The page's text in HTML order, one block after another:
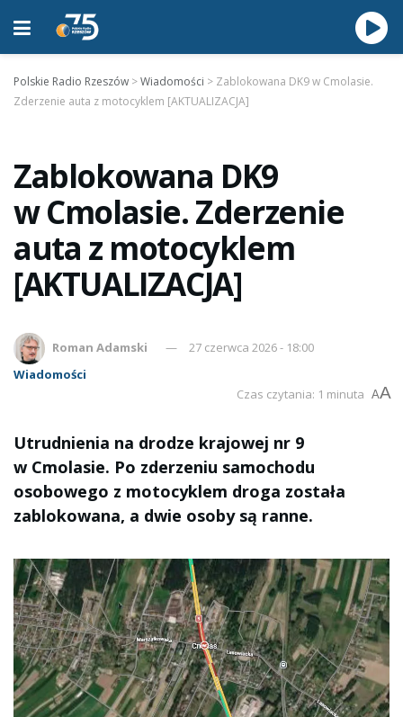
Polskie Radio Rzeszów >Wiadomości > Zablokowana DK9 w Cmolasie.
Zderzenie auta z motocyklem [AKTUALIZACJA]
Zablokowana DK9
w Cmolasie. Zderzenie
auta z motocyklem
[AKTUALIZACJA]
Roman Adamski
27 czerwca 2026 - 18:00
Wiadomości
Czas czytania: 1 minuta AA
Utrudnienia na drodze krajowej nr 9
w Cmolasie. Po zderzeniu samochodu
osobowego z motocyklem droga została
zablokowana, a dwie osoby są ranne.